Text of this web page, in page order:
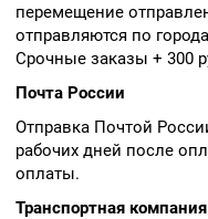
перемещение
отправляются по
Срочные заказы + 300
Почта России
Отправка Почтой
рабочих дней после
оплаты.
Транспортная компания